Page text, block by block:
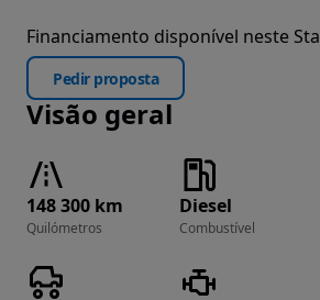
Financiamento disponível neste
Pedir proposta
Visão geral
148 300 km
Quilómetros
Diesel
Combustível